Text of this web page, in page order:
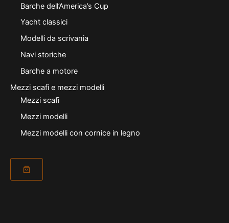
Barche dell’America’s Cup
Yacht classici
Modelli da scrivania
Navi storiche
Barche a motore
Mezzi scafi e mezzi modelli
Mezzi scafi
Mezzi modelli
Mezzi modelli con cornice in legno